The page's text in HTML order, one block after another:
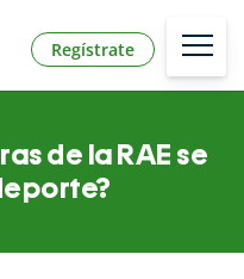
Regístrate
de la RAE se